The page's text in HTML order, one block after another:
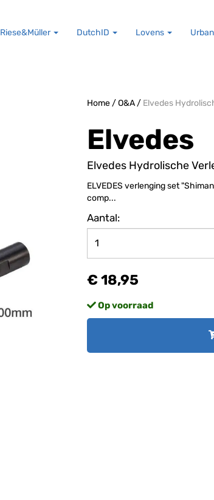
Riese&Müller DutchID Lovens
Home/O&A/ Elvedes
Elvedes
Elvedes Hydrolische
ELVEDES verlenging set
comp...
Aantal:
€ 18,95
Op voorraad